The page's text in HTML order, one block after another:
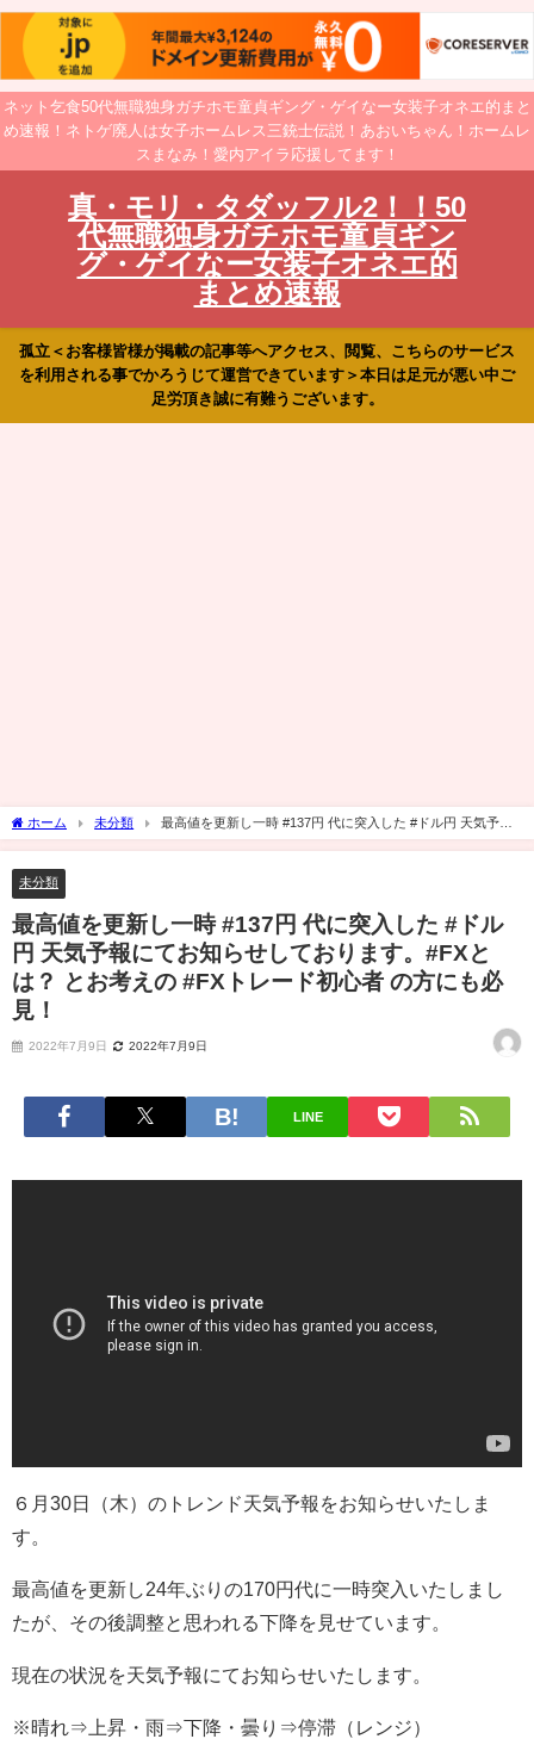
ネット乞食50代無職独身ガチホモ童貞ギング・ゲイなー女装子オネエ的まと
め速報！ネトゲ廃人は女子ホームレス三銃士伝説！あおいちゃん！ホームレ
スまなみ！愛内アイラ応援してます！
真・モリ・タダッフル2！！50
代無職独身ガチホモ童貞ギン
グ・ゲイなー女装子オネエ的
まとめ速報
孤立＜お客様皆様が掲載の記事等へアクセス、閲覧、こちらのサービス
を利用される事でかろうじて運営できています＞本日は足元が悪い中ご
足労頂き誠に有難うございます。
ホーム 未分類
最高値を更新し一時 #137円 代に突入した #ドル円 天気予報
にてお知らせしております。#FXとは？ とお考えの #FXトレード初心者 の方にも必
未分類
最高値を更新し一時 #137円 代に突入した #ドル
円 天気予報にてお知らせしております。#FXと
は？ とお考えの #FXトレード初心者 の方にも必
見！
2022年7月9日 2022年7月9日
LINE
６月30日（木）のトレンド天気予報をお知らせいたしま
す。
最高値を更新し24年ぶりの170円代に一時突入いたしまし
たが、その後調整と思われる下降を見せています。
現在の状況を天気予報にてお知らせいたします。
※晴れ⇒上昇・雨⇒下降・曇り⇒停滞（レンジ）